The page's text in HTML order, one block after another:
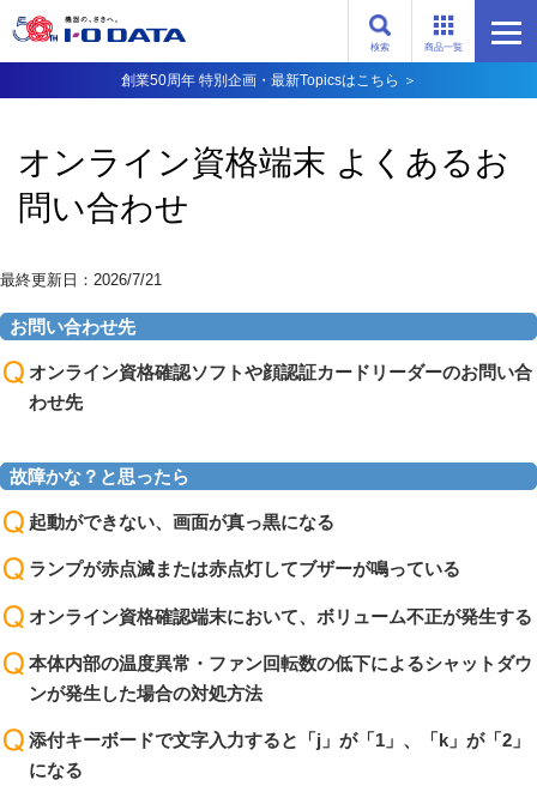
商品一覧
検索
創業50周年 特別企画・最新Topicsはこちら ＞
オンライン資格端末 よくあるお
問い合わせ
最終更新日：2026/7/21
お問い合わせ先
オンライン資格確認ソフトや顔認証カードリーダーのお問い合
わせ先
故障かな？と思ったら
起動ができない、画面が真っ黒になる
ランプが赤点滅または赤点灯してブザーが鳴っている
オンライン資格確認端末において、ボリューム不正が発生する
本体内部の温度異常・ファン回転数の低下によるシャットダウ
ンが発生した場合の対処方法
添付キーボードで文字入力すると「j」が「1」、「k」が「2」
になる